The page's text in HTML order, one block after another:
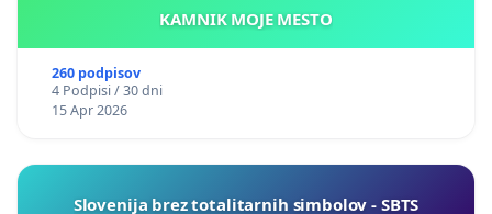
KAMNIK MOJE MESTO
260 podpisov
4 Podpisi / 30 dni
15 Apr 2026
Slovenija brez totalitarnih simbolov - SBTS